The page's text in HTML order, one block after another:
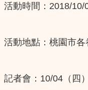
活動時間：2018/10/
活動地點：桃園市各
記者會：10/04（四